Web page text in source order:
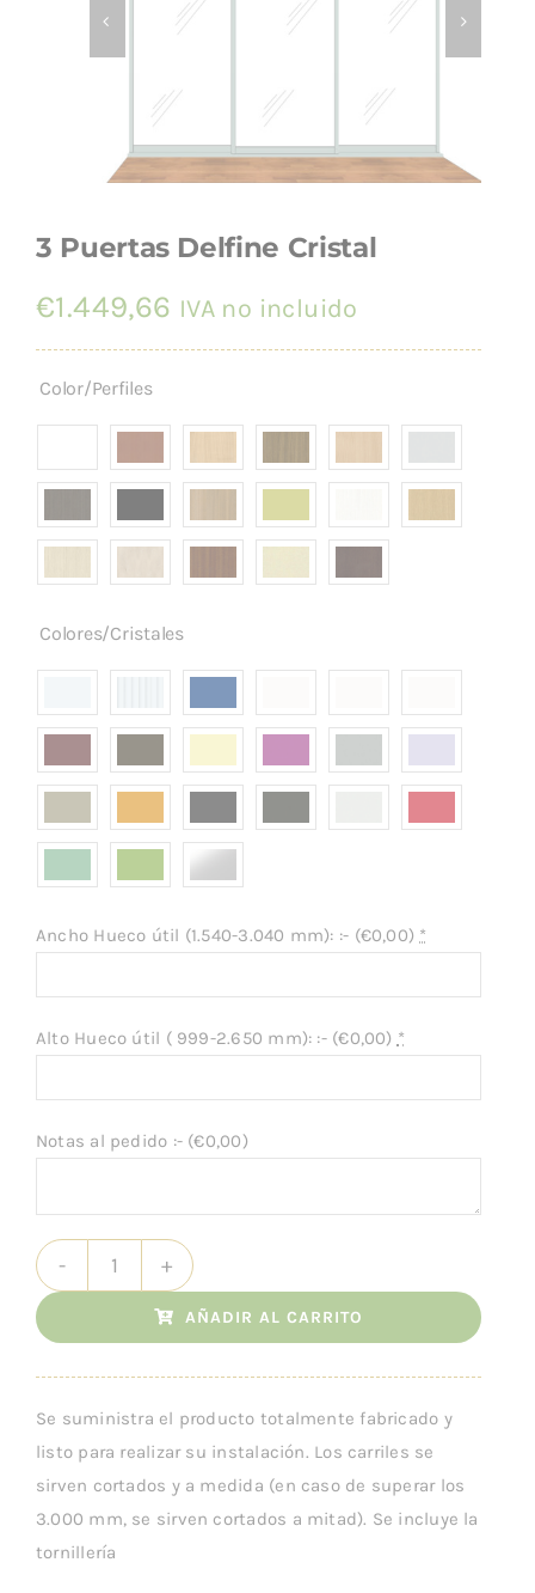
INSTALACIÓN
3 Puertas Delfine Cristal
€1.449,66 IVA no incluido
Color/Perfiles
Colores/Cristales
Ancho Hueco útil (1.540-3.040 mm): :- (€0,00) *
Alto Hueco útil ( 999-2.650 mm): :- (€0,00) *
Notas al pedido :- (€0,00)
Puertas
cantidad
AÑADIR AL CARRITO
Se suministra el producto totalmente fabricado y
listo para realizar su instalación. Los carriles se
sirven cortados y a medida (en caso de superar los
3.000 mm, se sirven cortados a mitad). Se incluye la
tornillería